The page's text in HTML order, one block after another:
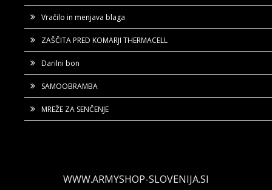
Vračilo in menjava blaga
ZAŠČITA PRED KOMARJI THERMACELL
Darilni bon
SAMOOBRAMBA
MREŽE ZA SENČENJE
WWW.ARMYSHOP-SLOVENIJA.SI